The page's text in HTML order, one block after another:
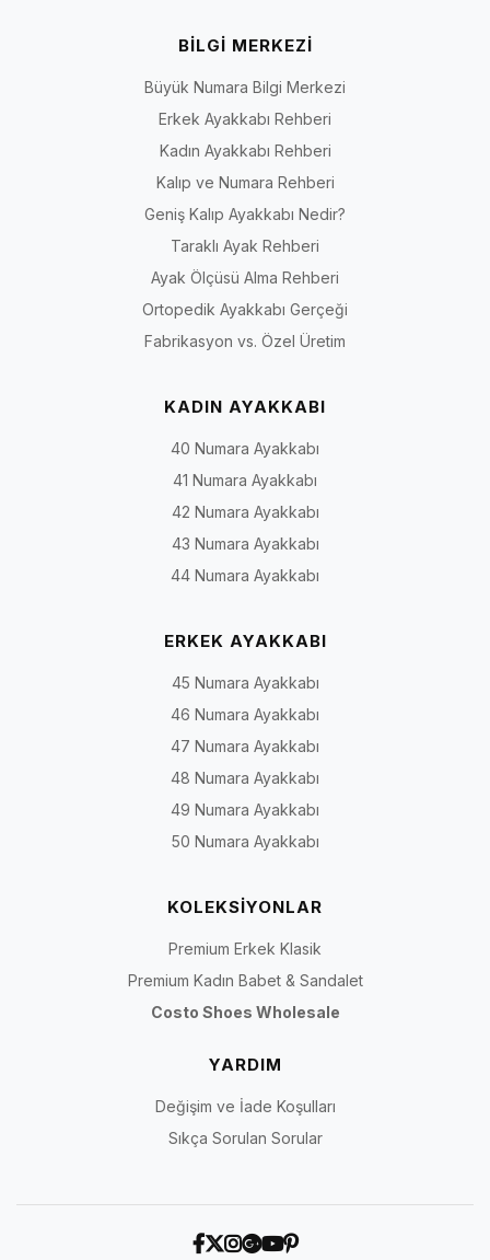
BİLGİ MERKEZİ
Büyük Numara Bilgi Merkezi
Erkek Ayakkabı Rehberi
Kadın Ayakkabı Rehberi
Kalıp ve Numara Rehberi
Geniş Kalıp Ayakkabı Nedir?
Taraklı Ayak Rehberi
Ayak Ölçüsü Alma Rehberi
Ortopedik Ayakkabı Gerçeği
Fabrikasyon vs. Özel Üretim
KADIN AYAKKABI
40 Numara Ayakkabı
41 Numara Ayakkabı
42 Numara Ayakkabı
43 Numara Ayakkabı
44 Numara Ayakkabı
ERKEK AYAKKABI
45 Numara Ayakkabı
46 Numara Ayakkabı
47 Numara Ayakkabı
48 Numara Ayakkabı
49 Numara Ayakkabı
50 Numara Ayakkabı
KOLEKSİYONLAR
Premium Erkek Klasik
Premium Kadın Babet & Sandalet
Costo Shoes Wholesale
YARDIM
Değişim ve İade Koşulları
Sıkça Sorulan Sorular